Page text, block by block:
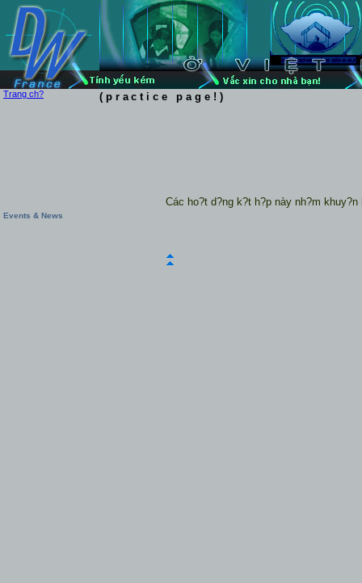
Trang ch?
Events & News
(practice page!)
Các ho?t d?ng k?t h?p này nh?m